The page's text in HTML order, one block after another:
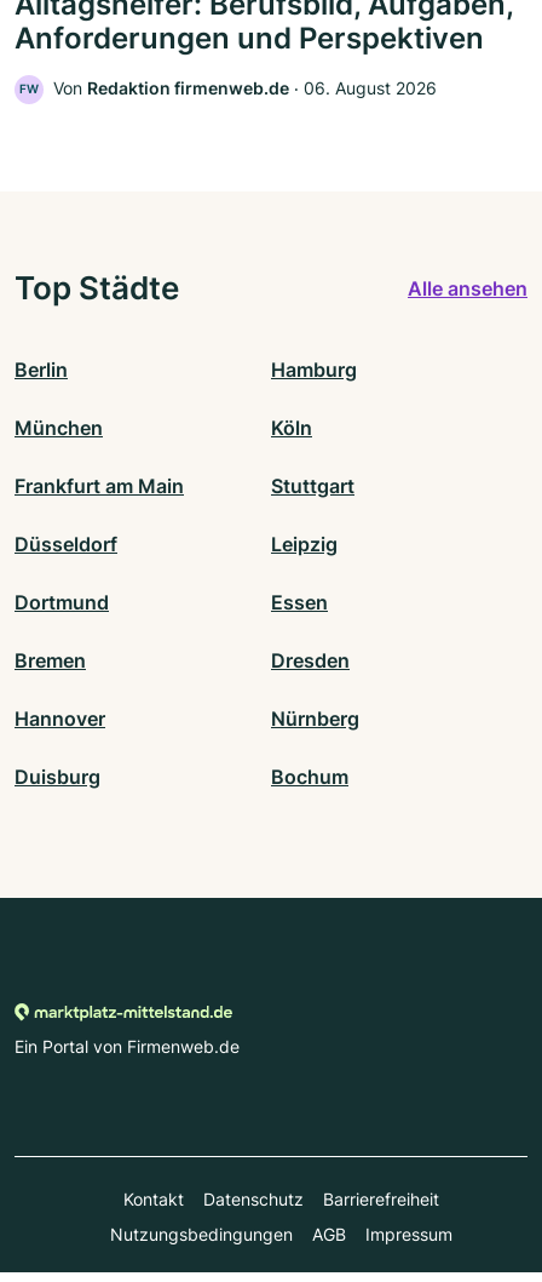
Anforderungen und Perspektiven
FW Von Redaktion firmenweb.de ‧ 06. August 2026
Top Städte Alle ansehen
Berlin Hamburg
München Köln
Frankfurt am Main Stuttgart
Düsseldorf Leipzig
Dortmund Essen
Bremen Dresden
Hannover Nürnberg
Duisburg Bochum
Ein Portal von Firmenweb.de
Kontakt Datenschutz
Barrierefreiheit
Nutzungsbedingungen
AGB Impressum